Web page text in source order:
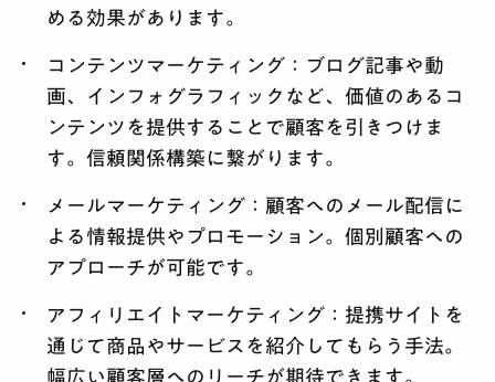
める効果があります。
コンテンツマーケティング：ブログ記事や動
画、インフォグラフィックなど、価値のあるコ
ンテンツを提供することで顧客を引きつけま
す。信頼関係構築に繋がります。
メールマーケティング：顧客へのメール配信に
よる情報提供やプロモーション。個別顧客への
アプローチが可能です。
アフィリエイトマーケティング：提携サイトを
通じて商品やサービスを紹介してもらう手法。
幅広い顧客層へのリーチが期待できます。